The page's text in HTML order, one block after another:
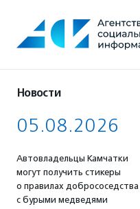
содержанию
Новости
05.08.2026
Автовладельцы Камчатки
могут получить стикеры
о правилах добрососедства
с бурыми медведями